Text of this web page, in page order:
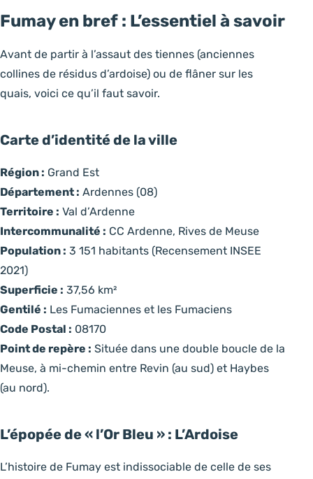
Fumay en bref : L’essentiel à savoir
Avant de partir à l’assaut des tiennes (anciennes
collines de résidus d’ardoise) ou de flâner sur les
quais, voici ce qu’il faut savoir.
Carte d’identité de la ville
Région : Grand Est
Département : Ardennes (08)
Territoire : Val d’Ardenne
Intercommunalité : CC Ardenne, Rives de Meuse
Population : 3 151 habitants (Recensement INSEE
2021)
Superficie : 37,56 km²
Gentilé : Les Fumaciennes et les Fumaciens
Code Postal : 08170
Point de repère : Située dans une double boucle de la
Meuse, à mi-chemin entre Revin (au sud) et Haybes
(au nord).
L’épopée de « l’Or Bleu » : L’Ardoise
L’histoire de Fumay est indissociable de celle de ses